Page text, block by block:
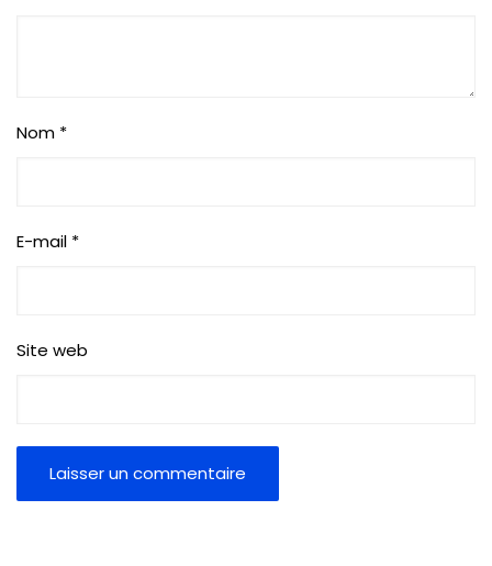
Nom *
E-mail *
Site web